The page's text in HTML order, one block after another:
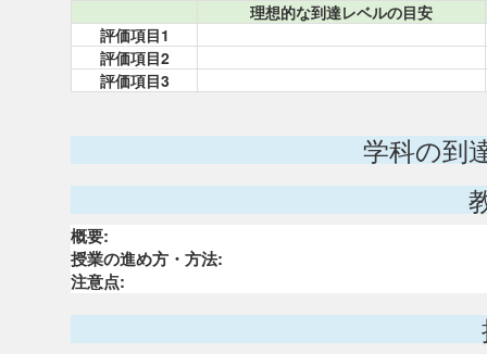
理想的な到達レベルの目安
評価項目1
評価項目2
評価項目3
学科の到
概要:
授業の進め方・方法:
注意点: